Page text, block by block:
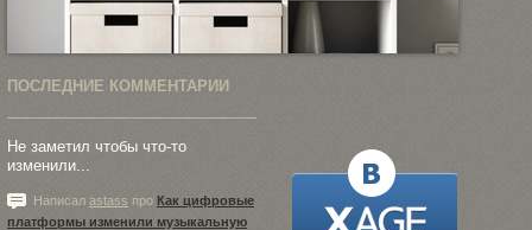
ПОСЛЕДНИЕ КОММЕНТАРИИ
Не заметил чтобы что-то
изменили...
Написал astass про Как цифровые
платформы изменили музыкальную